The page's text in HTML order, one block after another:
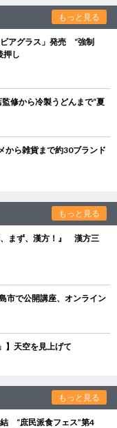
もっと見る
アグラス」発売 “強制
押し
修から冷製うどんまで“夏
ら雑貨まで約30ブランド
もっと見る
まず、漢方！』 漢方三
市で公開講座、オンライン
】天空を見上げて
もっと見る
“庶民派食フェス”第4